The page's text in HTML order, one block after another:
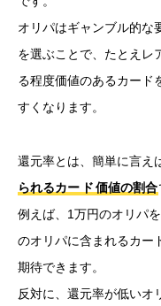
オリパはギャンブル的な
を選ぶことで、たとえレ
る程度価値のあるカード
すくなります。
還元率とは、簡単に言え
られるカー ド価値の割合
例えば、1万円のオリパ
のオリパに含まれるカー
期待できます。
反対に、還元率が低いオ